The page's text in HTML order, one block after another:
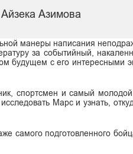
Азимова
манеры написания
за событийный,
будущем с его интересными
спортсмен и самый молодой
Марс и узнать,
самого подготовленного